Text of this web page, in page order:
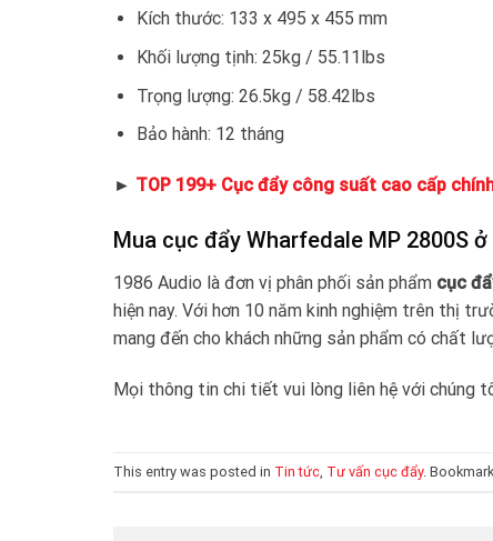
Kích thước: 133 x 495 x 455 mm
Khối lượng tịnh: 25kg / 55.11lbs
Trọng lượng: 26.5kg / 58.42lbs
Bảo hành: 12 tháng
► TOP 199+ Cục đẩy công suất cao cấp
Mua cục đẩy Wharfedale MP 2800S
1986 Audio là đơn vị phân phối sản phẩm cục
hiện nay. Với hơn 10 năm kinh nghiệm trên thị
mang đến cho khách những sản phẩm có chất
Mọi thông tin chi tiết vui lòng liên hệ với chúng
This entry was posted in Tin tức Tư vấn cục đẩy.